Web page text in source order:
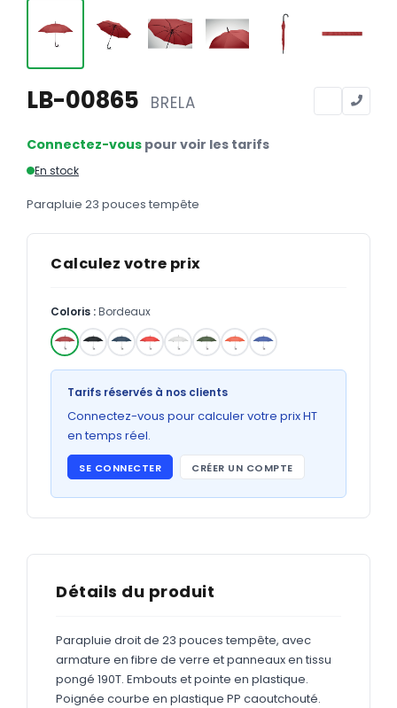
Enveloppes
Sous-mains
Bloc-notes
Chemises
Pochettes administratives
Tampons
Liasses
Carnets
GRAND FORMAT
Abribus
Bâche
Panneaux
Étiquettes adhésives
Adhésifs vitrine
MARQUAGE TEXTILE
LB-00865 BRELA
Connectez-vous pour voir les tarifs
En stock
Parapluie 23 pouces tempête
Calculez votre prix
Coloris :Bordeaux
Tarifs réservés à nos clients
Connectez-vous pour calculer votre prix HT
en temps réel.
SE CONNECTER CRÉER UN COMPTE
Détails du produit
Parapluie droit de 23 pouces tempête, avec
armature en fibre de verre et panneaux en tissu
pongé 190T. Embouts et pointe en plastique.
Poignée courbe en plastique PP caoutchouté.